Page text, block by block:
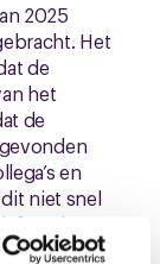
2025
Het
de
het
de
en
niet snel
werk van